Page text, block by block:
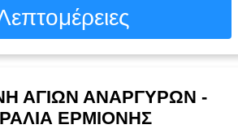
ΑΓΙΩΝ ΑΝΑΡΓΥΡΩΝ -
ΕΡΜΙΟΝΗΣ